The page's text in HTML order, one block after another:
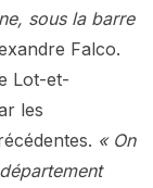
sous la barre
Falco.
Lot-et-
les
« On